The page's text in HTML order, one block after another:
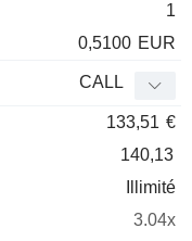
1
0,5100 EUR
CALL
133,51 €
140,13
Illimité
3.04x